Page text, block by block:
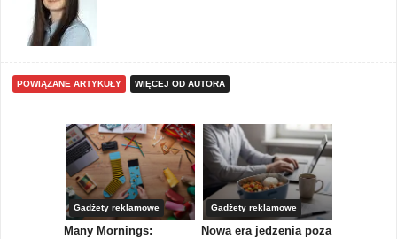
POWIĄZANE ARTYKUŁY WIĘCEJ OD AUTORA
Gadżety reklamowe
Many Mornings:
Gadżety reklamowe
Nowa era jedzenia poza